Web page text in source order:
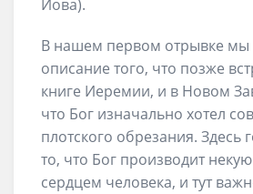
Иова).
В нашем первом отрывке мы
описание того, что позже
книге Иеремии, и в Новом
что Бог изначально хотел
плотского обрезания. Здесь
то, что Бог производит
сердцем человека, и тут